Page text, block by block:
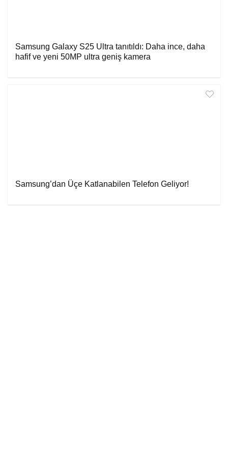
Samsung Galaxy S25 Ultra tanıtıldı: Daha ince, daha
hafif ve yeni 50MP ultra geniş kamera
Samsung’dan Üçe Katlanabilen Telefon Geliyor!